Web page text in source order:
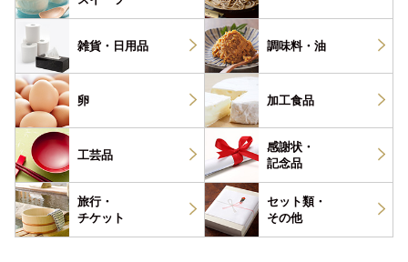
雑貨・ 日用品 調味料・ 油
卵 加工食品
工芸品
感謝状・
記念品
旅行・
チケット
セット類・
その他